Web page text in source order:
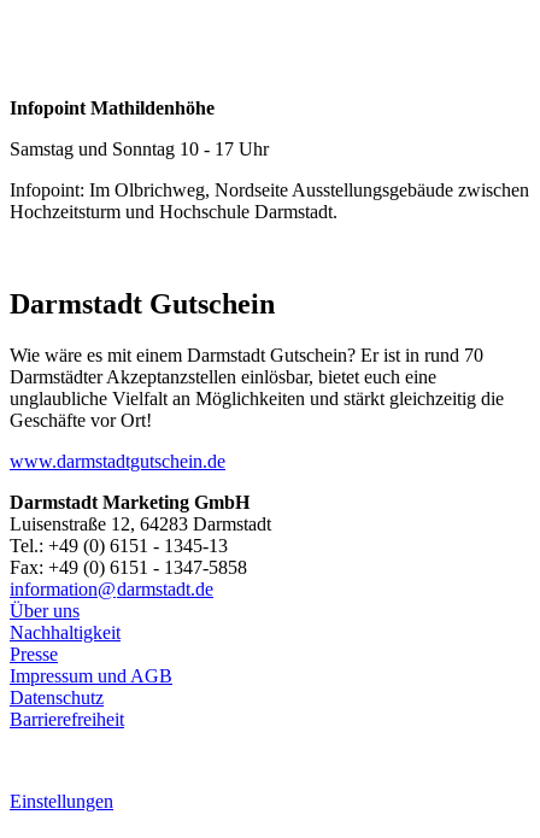
Infopoint Mathildenhöhe
Samstag und Sonntag 10 - 17 Uhr
Infopoint: Im Olbrichweg, Nordseite Ausstellungsgebäude zwischen
Hochzeitsturm und Hochschule Darmstadt.
Darmstadt Gutschein
Wie wäre es mit einem Darmstadt Gutschein? Er ist in rund 70
Darmstädter Akzeptanzstellen einlösbar, bietet euch eine
unglaubliche Vielfalt an Möglichkeiten und stärkt gleichzeitig die
Geschäfte vor Ort!
www.darmstadtgutschein.de
Darmstadt Marketing GmbH
Luisenstraße 12, 64283 Darmstadt
Tel.: +49 (0) 6151 - 1345-13
Fax: +49 (0) 6151 - 1347-5858
information@darmstadt.de
Über uns
Nachhaltigkeit
Presse
Impressum und AGB
Datenschutz
Barrierefreiheit
Einstellungen